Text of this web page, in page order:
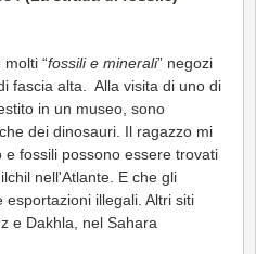
“fossili e minerali” negozi
fascia alta. Alla visita di uno di
in un museo, sono
dei dinosauri. Il ragazzo mi
fossili possono essere trovati
nell'Atlante. E che gli
illegali. Altri siti
e Dakhla, nel Sahara